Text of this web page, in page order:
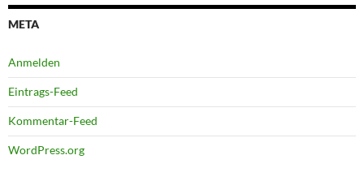
META
Anmelden
Eintrags-Feed
Kommentar-Feed
WordPress.org